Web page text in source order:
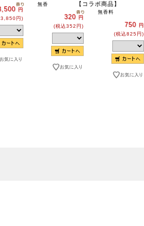
円
3,850円)
無香
320 円
(税込352円)
【コラボ商品】
無香料
750 円
(税込825円)